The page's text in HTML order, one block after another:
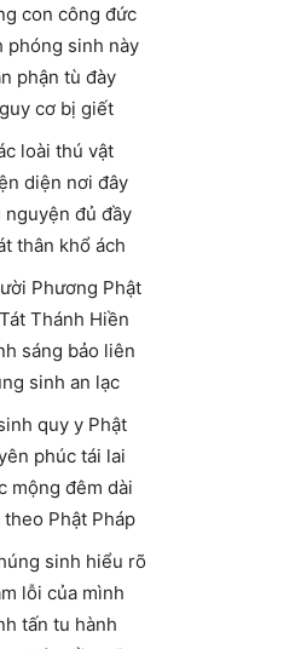
con công đức
phóng sinh này
phận tù đày
cơ bị giết
loài thú vật
diện nơi đây
nguyện đủ đầy
thân khổ ách
Phương Phật
Thánh Hiền
sáng bảo liên
sinh an lạc
quy y Phật
phúc tái lai
mộng đêm dài
Phật Pháp
sinh hiểu rõ
lỗi của mình
tấn tu hành